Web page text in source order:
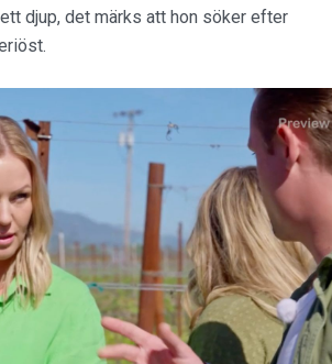
djup, det märks att hon söker efter